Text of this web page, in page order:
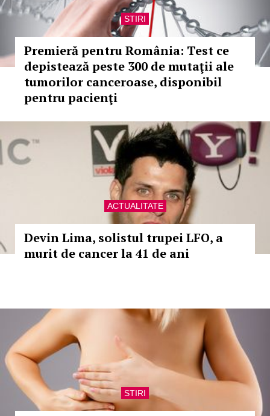
STIRI
Premieră pentru România: Test ce
depistează peste 300 de mutaţii ale
tumorilor canceroase, disponibil
pentru pacienţi
ACTUALITATE
Devin Lima, solistul trupei LFO, a
murit de cancer la 41 de ani
STIRI